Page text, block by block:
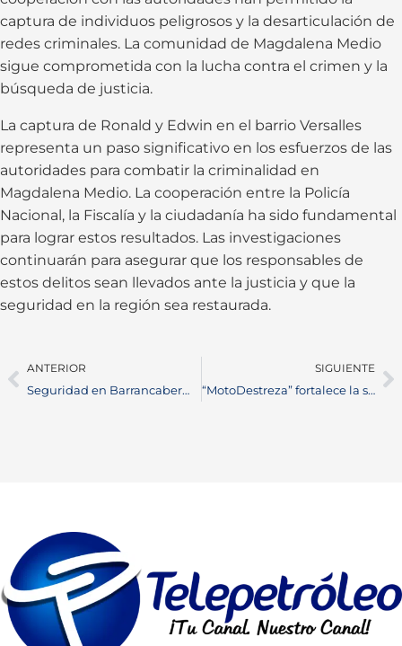
captura de individuos peligrosos y la desarticulación de
redes criminales. La comunidad de Magdalena Medio
sigue comprometida con la lucha contra el crimen y la
búsqueda de justicia.
La captura de Ronald y Edwin en el barrio Versalles
representa un paso significativo en los esfuerzos de las
autoridades para combatir la criminalidad en
Magdalena Medio. La cooperación entre la Policía
Nacional, la Fiscalía y la ciudadanía ha sido fundamental
para lograr estos resultados. Las investigaciones
continuarán para asegurar que los responsables de
estos delitos sean llevados ante la justicia y que la
seguridad en la región sea restaurada.
ANTERIOR
Seguridad en Barrancabermeja: Acciones Contra Amenazas a Líderes Sociales
SIGUIENTE
“MotoDestreza” fortalece la seguridad vial en Barrancabermeja